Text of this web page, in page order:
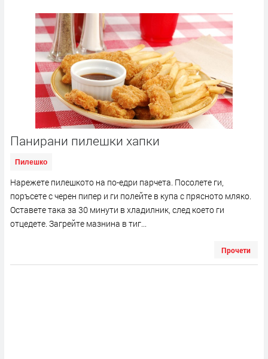
Панирани пилешки хапки
Пилешко
Нарежете пилешкото на по-едри парчета. Посолете ги,
поръсете с черен пипер и ги полейте в купа с прясното мляко.
Оставете така за 30 минути в хладилник, след което ги
отцедете. Загрейте мазнина в тиг...
Прочети